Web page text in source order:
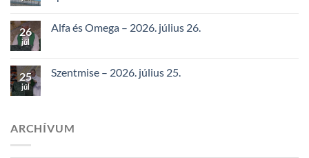
26
júl
Alfa és Omega – 2026. július 26.
25
júl
Szentmise – 2026. július 25.
ARCHÍVUM